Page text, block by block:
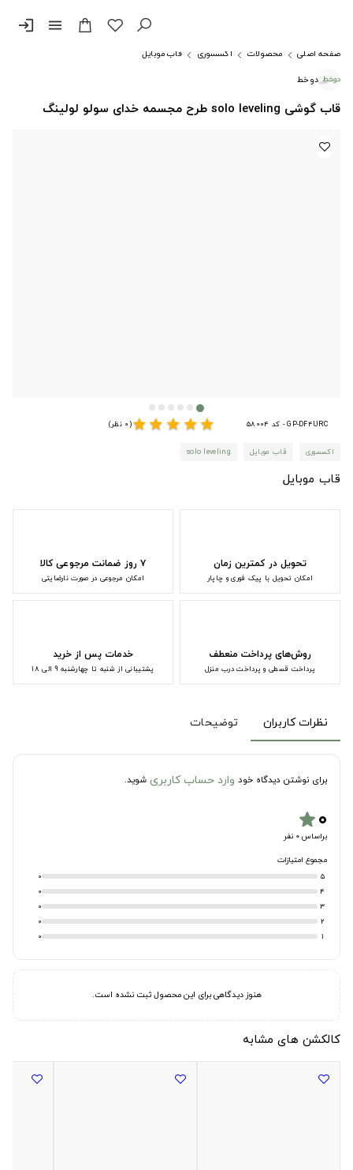
menu
login
صفحه اصلی محصولات اکسسوری
قاب موبایل
دوخط
قاب گوشی solo leveling طرح مجسمه خدای سولو لولینگ
GP-DF4URC - کد 58004 star
star
star
star
star(0 نظر)
اکسسوری قاب موبایل solo leveling
قاب موبایل
تحویل در کمترین زمان
امکان تحویل با پیک فوری و چاپار
۷ روز ضمانت مرجوعی کالا
امکان مرجوعی در صورت نارضایتی
روش‌های پرداخت منعطف
پرداخت قسطی و پرداخت درب منزل
خدمات پس از خرید
پشتیبانی از شنبه تا چهارشنبه 9 الی 18
نظرات کاربران توضیحات
برای نوشتن دیدگاه خود وارد حساب کاربری شوید.
۰star
براساس 0 نفر
مجموع امتیازات
5
0
4
0
3
0
2
0
1
0
هنوز دیدگاهی برای این محصول ثبت نشده است.
کالکشن های مشابه